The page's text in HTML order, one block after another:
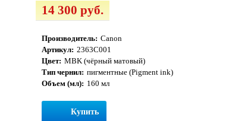
14 300 руб.
Производитель: Canon
Артикул: 2363C001
Цвет: MBK (чёрный матовый)
Тип чернил: пигментные (Pigment ink)
Объем (мл): 160 мл
Купить